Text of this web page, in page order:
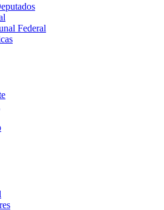
Federal